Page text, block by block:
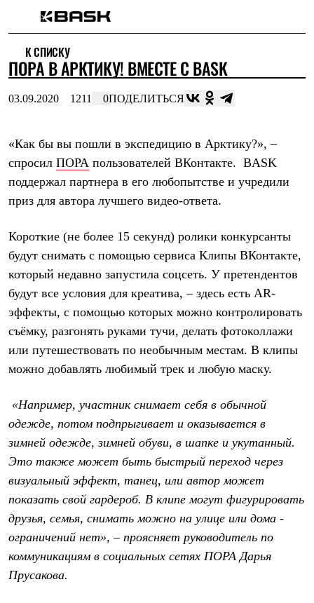
Интернет-магазин
Мужская одежда
Утепленная пухом
Куртки
Брюки
Утепленная синтетикой
Куртки
Брюки
Штормовая одежда
Куртки
Куртки
Брюки
Флисовая одежда
Куртки
Брюки
Жилеты
Термобелье
Теплое термобелье
Среднее термобелье
Легкое термобелье
Лёгкая одежда
Рубашки
Толстовки
Брюки
Шорты
Утепленная пухом
Куртки
Жилеты
Утепленная синтетикой
Брюки
Штормовая одежда
Куртки
Софтшелл одежда
К СПИСКУ
ПОРА В АРКТИКУ! ВМЕСТЕ С BASK
03.09.2020 1211 0ПОДЕЛИТЬСЯ
«Как бы вы пошли в экспедицию в Арктику?», –
спросил ПОРА пользователей ВКонтакте. BASK
поддержал партнера в его любопытстве и учредили
приз для автора лучшего видео-ответа.
Короткие (не более 15 секунд) ролики конкурсанты
будут снимать с помощью сервиса Клипы ВКонтакте,
который недавно запустила соцсеть. У претендентов
будут все условия для креатива, – здесь есть AR-
эффекты, с помощью которых можно контролировать
съёмку, разгонять руками тучи, делать фотоколлажи
или путешествовать по необычным местам. В клипы
можно добавлять любимый трек и любую маску.
«Например, участник снимает себя в обычной
одежде, потом подпрыгивает и оказывается в
зимней одежде, зимней обуви, в шапке и укутанный.
Это также может быть быстрый переход через
визуальный эффект, танец, или автор может
показать свой гардероб. В клипе могут фигурировать
друзья, семья, снимать можно на улице или дома -
ограничений нет», – проясняет руководитель по
коммуникациям в социальных сетях ПОРА Дарья
Прусакова.